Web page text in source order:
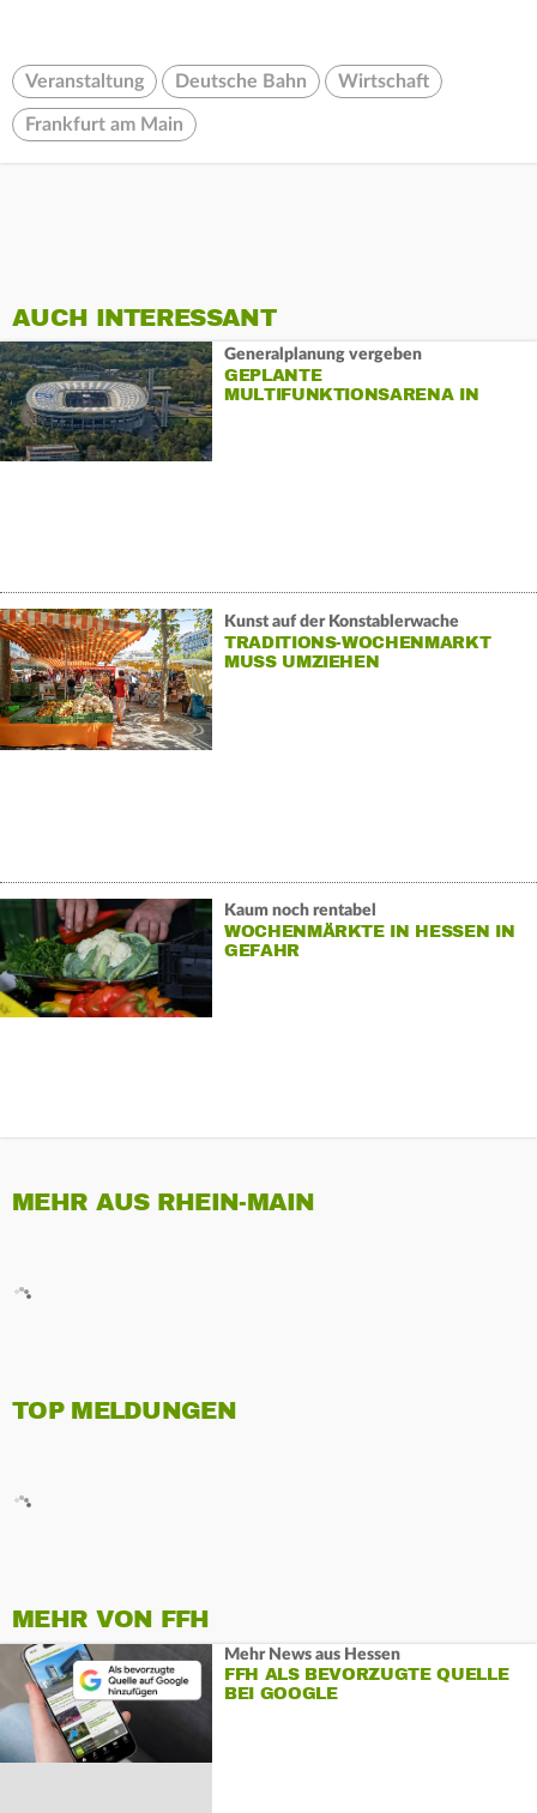
Veranstaltung Deutsche Bahn Wirtschaft
Frankfurt am Main
AUCH INTERESSANT
Generalplanung vergeben
GEPLANTE
MULTIFUNKTIONSARENA IN
Kunst auf der Konstablerwache
TRADITIONS-WOCHENMARKT
MUSS UMZIEHEN
Kaum noch rentabel
WOCHENMÄRKTE IN HESSEN IN
GEFAHR
MEHR AUS RHEIN-MAIN
TOP MELDUNGEN
MEHR VON FFH
Mehr News aus Hessen
FFH ALS BEVORZUGTE QUELLE
BEI GOOGLE